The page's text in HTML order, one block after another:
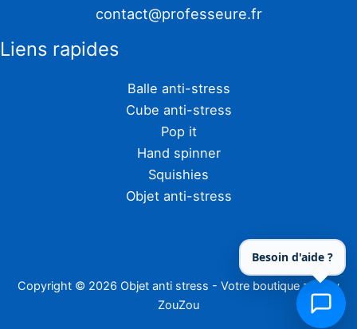
contact@professeure.fr
Liens rapides
Balle anti-stress
Cube anti-stress
Pop it
Hand spinner
Squishies
Objet anti-stress
Copyright © 2026 Objet anti stress - Votre boutique zen by
ZouZou
Besoin d'aide ?